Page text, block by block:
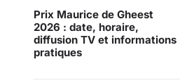
Prix Maurice de Gheest
2026 : date, horaire,
diffusion TV et informations
pratiques